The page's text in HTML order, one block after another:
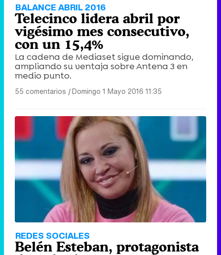
BALANCE ABRIL 2016
Telecinco lidera abril por
vigésimo mes consecutivo,
con un 15,4%
La cadena de Mediaset sigue dominando,
ampliando su ventaja sobre Antena 3 en
medio punto.
55 comentarios |Domingo 1 Mayo 2016 11:35
REDES SOCIALES
Belén Esteban, protagonista